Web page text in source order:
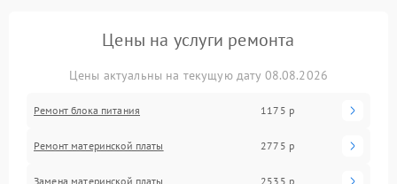
Цены на услуги ремонта
Цены актуальны на текущую дату 08.08.2026
Ремонт блока питания 1175 р
Ремонт материнской платы 2775 р
Замена материнской платы 2535 р